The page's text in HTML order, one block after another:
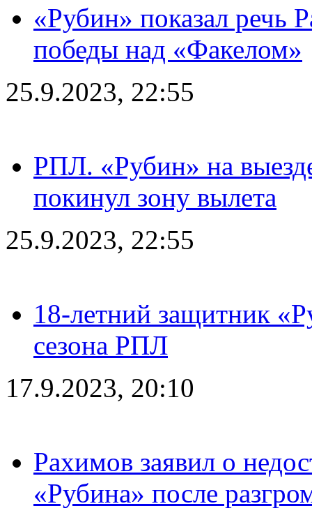
«Рубин» показал речь
победы над «Факелом»
25.9.2023, 22:55
РПЛ. «Рубин» на
покинул зону вылета
25.9.2023, 22:55
18-летний защитник
сезона РПЛ
17.9.2023, 20:10
Рахимов заявил о
«Рубина» после